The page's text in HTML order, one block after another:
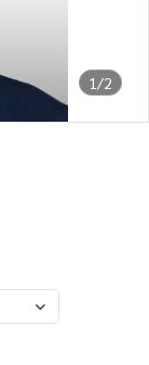
1/2